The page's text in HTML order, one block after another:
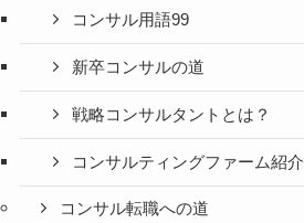
コンサル用語99
新卒コンサルの道
戦略コンサルタントとは？
コンサルティングファーム紹介
コンサル転職への道